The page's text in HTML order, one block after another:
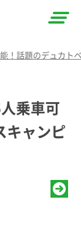
！話題のデュカト
乗車可
キャンピ